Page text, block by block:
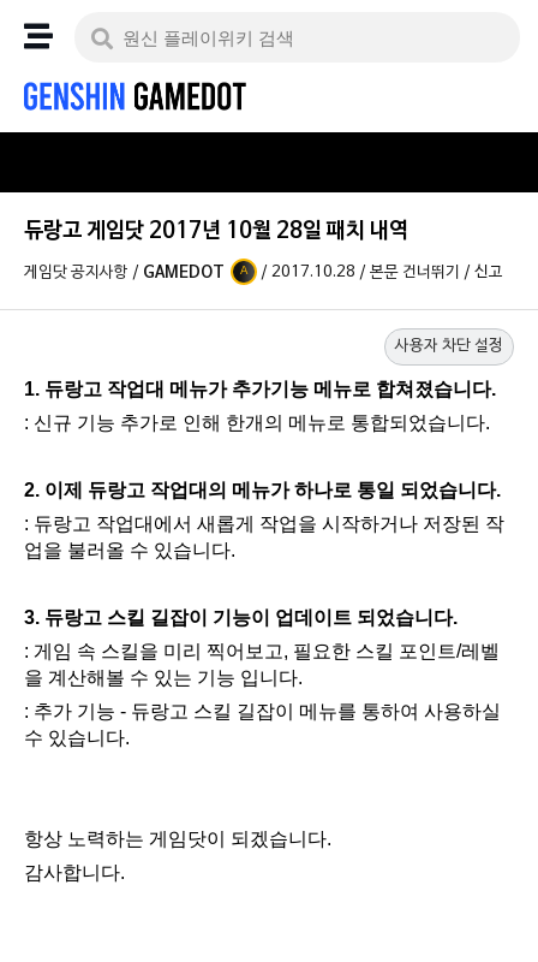
듀랑고 게임닷 2017년 10월 28일 패치 내역
게임닷 공지사항 / GAMEDOT A / 2017.10.28 / 본문 건너뛰기 / 신고
사용자 차단 설정
1. 듀랑고 작업대 메뉴가 추가기능 메뉴로 합쳐졌습니다.
: 신규 기능 추가로 인해 한개의 메뉴로 통합되었습니다.
2. 이제 듀랑고 작업대의 메뉴가 하나로 통일 되었습니다.
: 듀랑고 작업대에서 새롭게 작업을 시작하거나 저장된 작
업을 불러올 수 있습니다.
3. 듀랑고 스킬 길잡이 기능이 업데이트 되었습니다.
: 게임 속 스킬을 미리 찍어보고, 필요한 스킬 포인트/레벨
을 계산해볼 수 있는 기능 입니다.
: 추가 기능 - 듀랑고 스킬 길잡이 메뉴를 통하여 사용하실
수 있습니다.
항상 노력하는 게임닷이 되겠습니다.
감사합니다.